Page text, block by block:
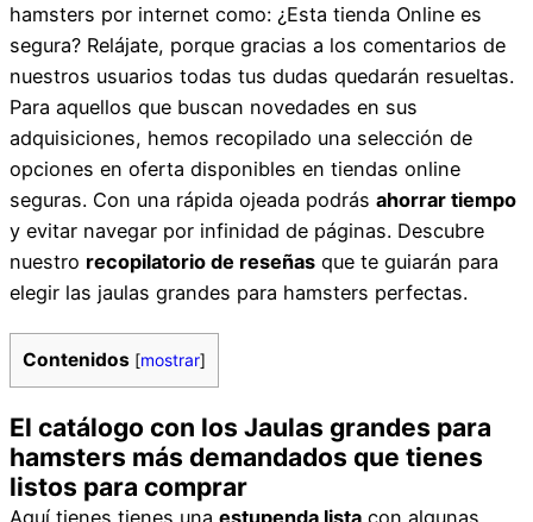
hamsters por internet como: ¿Esta tienda Online es
segura? Relájate, porque gracias a los comentarios de
nuestros usuarios todas tus dudas quedarán resueltas.
Para aquellos que buscan novedades en sus
adquisiciones, hemos recopilado una selección de
opciones en oferta disponibles en tiendas online
seguras. Con una rápida ojeada podrás ahorrar tiempo
y evitar navegar por infinidad de páginas. Descubre
nuestro recopilatorio de reseñas que te guiarán para
elegir las jaulas grandes para hamsters perfectas.
Contenidos [mostrar]
El catálogo con los Jaulas grandes para
hamsters más demandados que tienes
listos para comprar
Aquí tienes tienes una estupenda lista con algunas